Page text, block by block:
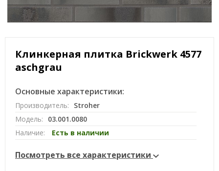
Клинкерная плитка Brickwerk 4577
aschgrau
Основные характеристики:
Производитель:
Stroher
Модель:
03.001.0080
Наличие:
Есть в наличии
Посмотреть все характеристики